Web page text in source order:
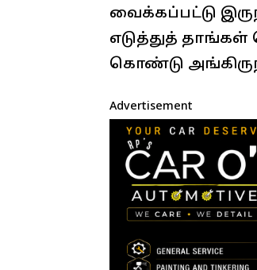
வைக்கப்பட்டு
எடுத்துத்
கொண்டு
Advertisement